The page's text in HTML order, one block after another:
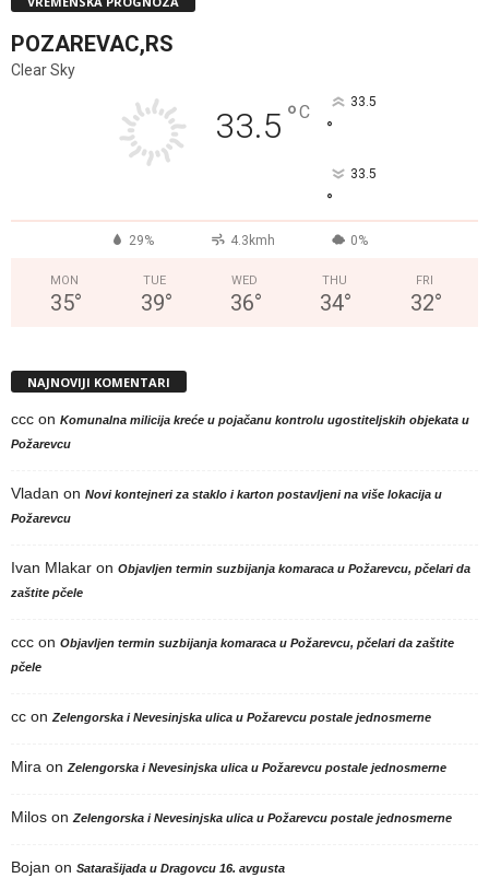
POZAREVAC,RS
Clear Sky
33.5 °C 33.5
°
33.5
°
29% 4.3kmh 0%
MON
35°
TUE
39°
WED
36°
THU
34°
FRI
32°
NAJNOVIJI KOMENTARI
ccc on Komunalna milicija kreće u pojačanu kontrolu ugostiteljskih objekata u
Požarevcu
Vladan on Novi kontejneri za staklo i karton postavljeni na više lokacija u
Požarevcu
Ivan Mlakar on Objavljen termin suzbijanja komaraca u Požarevcu, pčelari da
zaštite pčele
ccc on Objavljen termin suzbijanja komaraca u Požarevcu, pčelari da zaštite
pčele
cc onZelengorska i Nevesinjska ulica u Požarevcu postale jednosmerne
Mira onZelengorska i Nevesinjska ulica u Požarevcu postale jednosmerne
Milos onZelengorska i Nevesinjska ulica u Požarevcu postale jednosmerne
Bojan on Satarašijada u Dragovcu 16. avgusta